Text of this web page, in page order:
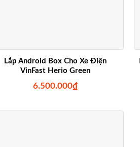
Lắp Android Box Cho Xe Điện
VinFast Herio Green
6.500.000₫